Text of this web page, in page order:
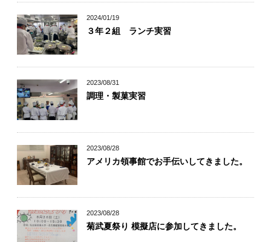
丁寧な指導
個別指導
2024/01/19
３年２組 ランチ実習
2023/08/31
調理・製菓実習
2023/08/28
アメリカ領事館でお手伝いしてきました。
2023/08/28
菊武夏祭り 模擬店に参加してきました。